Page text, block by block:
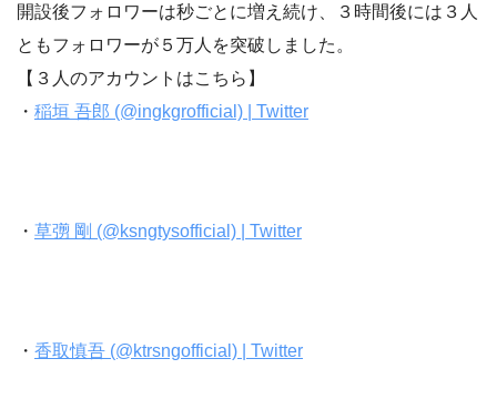
開設後フォロワーは秒ごとに増え続け、３時間後には３人
ともフォロワーが５万人を突破しました。
【３人のアカウントはこちら】
・ 稲垣 吾郎 (@ingkgrofficial) | Twitter
・ 草彅 剛 (@ksngtysofficial) | Twitter
・ 香取慎吾 (@ktrsngofficial) | Twitter